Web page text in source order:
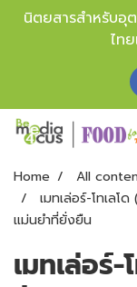
นิตยสารสำหรับอุ
ไท
Home All
เมทเล่อร์-โทเลโ
แม่นยำที่ยั่งยืน
เมทเล่อร์-